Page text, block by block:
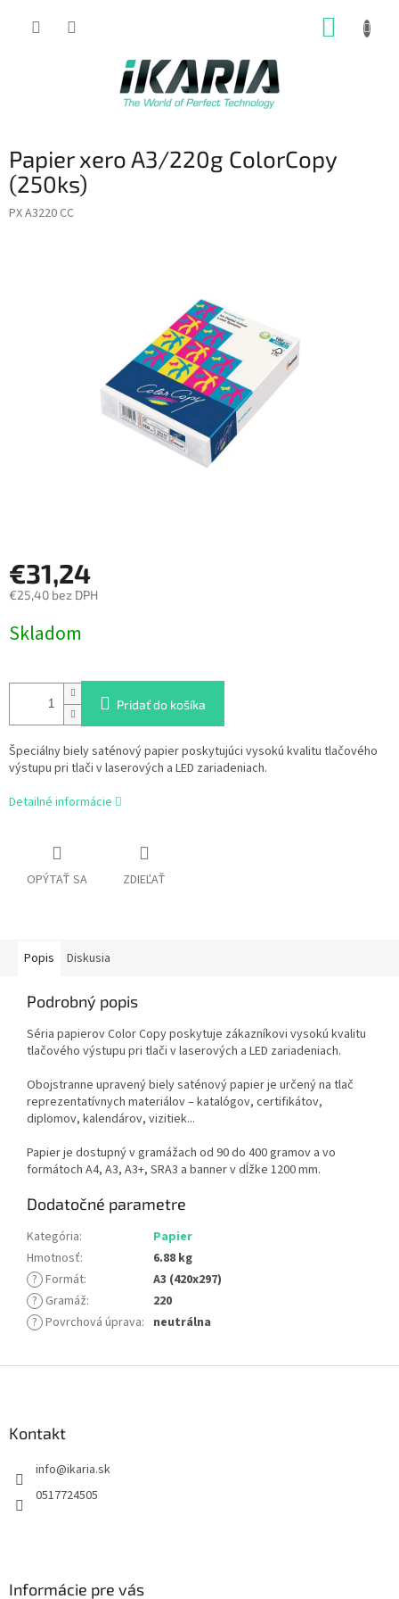
Papier xero A3/220g ColorCopy
(250ks)
PX A3220 CC
€31,24
€25,40 bez DPH
cena:
Skladom
Pridať do košíka
Špeciálny biely saténový papier poskytujúci vysokú kvalitu tlačového
výstupu pri tlači v laserových a LED zariadeniach.
Detailné informácie
OPÝTAŤ SA ZDIEĽAŤ
Popis Diskusia
Podrobný popis
Séria papierov Color Copy poskytuje zákazníkovi vysokú kvalitu
tlačového výstupu pri tlači v laserových a LED zariadeniach.
Obojstranne upravený biely saténový papier je určený na tlač
reprezentatívnych materiálov – katalógov, certifikátov,
diplomov, kalendárov, vizitiek...
Papier je dostupný v gramážach od 90 do 400 gramov a vo
formátoch A4, A3, A3+, SRA3 a banner v dĺžke 1200 mm.
Dodatočné parametre
Kategória:
Papier
Hmotnosť:
6.88 kg
? Formát:
A3 (420x297)
? Gramáž:
220
? Povrchová úprava: neutrálna
Kontakt
info@ikaria.sk
0517724505
Informácie pre vás